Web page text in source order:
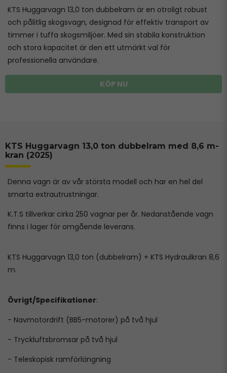
KTS Huggarvagn 13,0 ton dubbelram är en otroligt robust
och pålitlig skogsvagn, designad för effektiv transport av
timmer i tuffa skogsmiljöer. Med sin stabila konstruktion
och stora kapacitet är den ett utmärkt val för
professionella användare.
KÖP NU
KTS Huggarvagn 13,0 ton dubbelram med 8,6 m-
kran (2025)
Denna vagn är av vår största modell och har en hel del
smarta extrautrustningar.
K.T.S tillverkar cirka 250 vagnar per år. Nedanstående vagn
finns i lager för omgående leverans.
KTS Huggarvagn 13,0 ton (dubbelram) + KTS Hydraulkran 8,6
m.
Övrigt/Specifikationer:
- Navmotordrift (BB5-motorer) på två hjul
- Tryckluftsbromsar på två hjul
- Teleskopisk ramförlängning